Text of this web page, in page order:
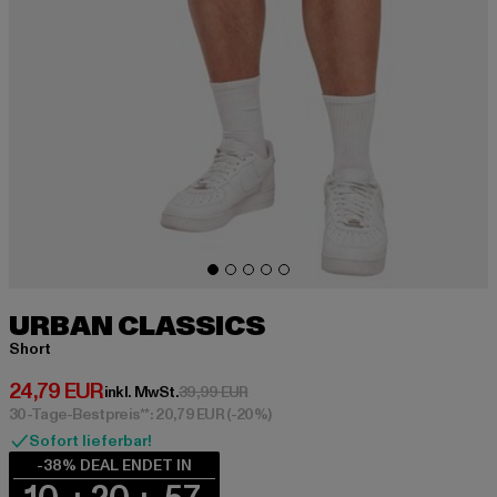
URBAN CLASSICS
Short
24,79 EUR
Derzeitiger Preis: 24,79 EUR
inkl. MwSt.39,99 EURAktionspreis: 39,99 EUR
30-Tage-Bestpreis**: 20,79 EUR(-20%)
Sofort lieferbar!
-38% DEAL ENDET IN